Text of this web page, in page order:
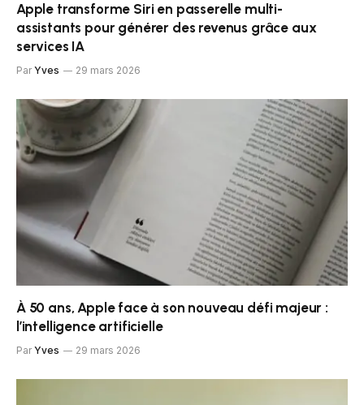
Apple transforme Siri en passerelle multi-
assistants pour générer des revenus grâce aux
services IA
Par Yves 29 mars 2026
À 50 ans, Apple face à son nouveau défi majeur :
l’intelligence artificielle
Par Yves 29 mars 2026